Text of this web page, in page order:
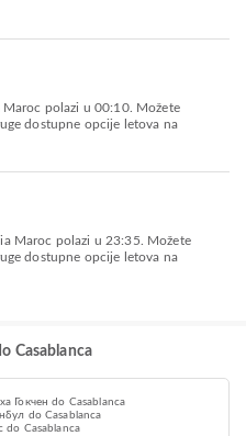
dostupne opcije letova na
dostupne opcije letova na
Casablanca
Гокчен do Casablanca
do Casablanca
do Casablanca